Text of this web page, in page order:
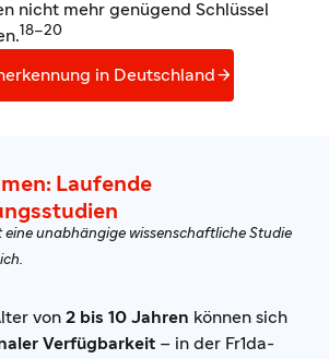
nicht mehr genügend Schlüssel
18–20
in Deutschland
Laufende
eine unabhängige wissenschaftliche Studie
von 2 bis 10 Jahren können sich
Verfügbarkeit – in der Fr1da-